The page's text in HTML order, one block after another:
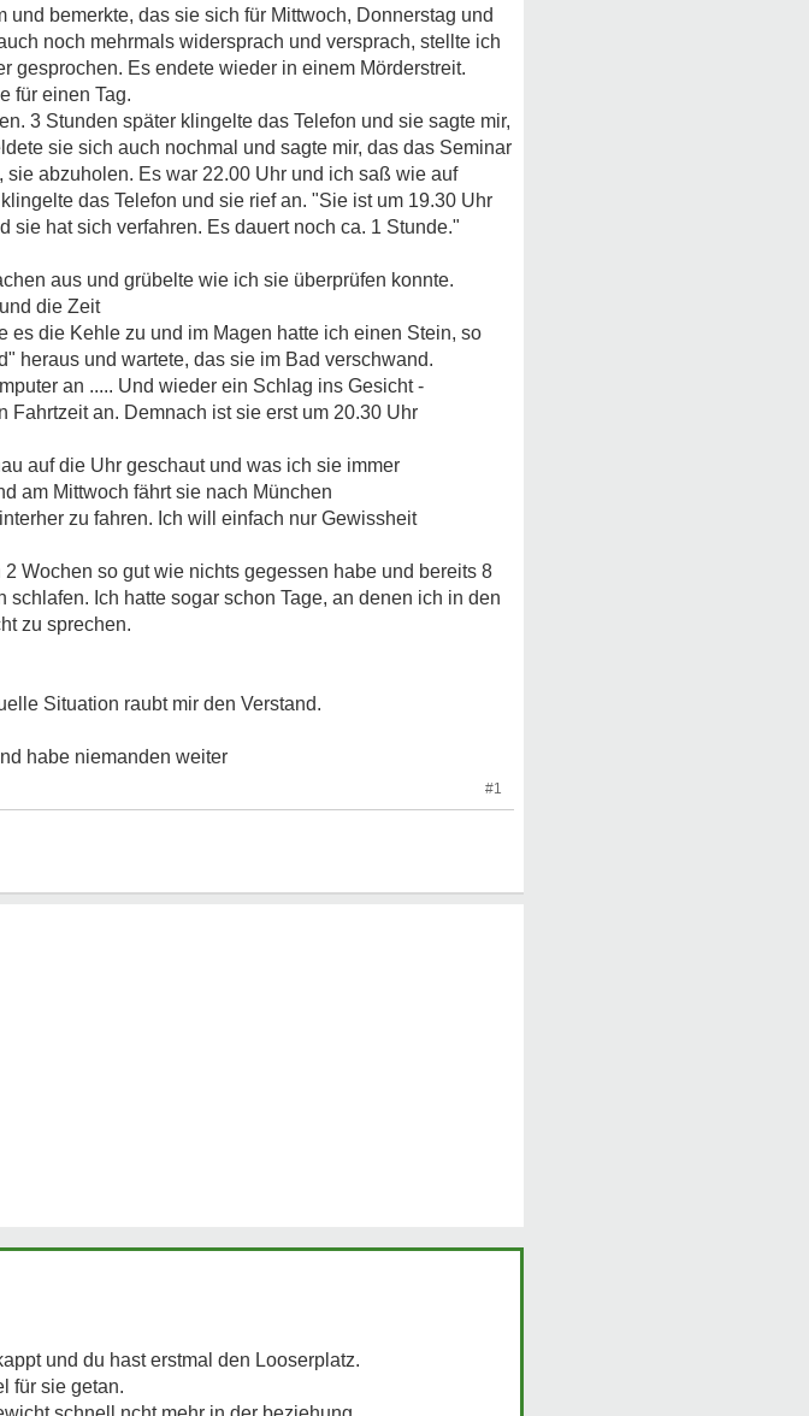
bemerkte, das sie sich für Mittwoch, Donnerstag und
noch mehrmals widersprach und versprach, stellte ich
gesprochen. Es endete wieder in einem Mörderstreit.
für einen Tag.
3 Stunden später klingelte das Telefon und sie sagte mir,
sie sich auch nochmal und sagte mir, das das Seminar
abzuholen. Es war 22.00 Uhr und ich saß wie auf
das Telefon und sie rief an. "Sie ist um 19.30 Uhr
sie hat sich verfahren. Es dauert noch ca. 1 Stunde."
aus und grübelte wie ich sie überprüfen konnte.
die Zeit
die Kehle zu und im Magen hatte ich einen Stein, so
heraus und wartete, das sie im Bad verschwand.
an ..... Und wieder ein Schlag ins Gesicht -
an. Demnach ist sie erst um 20.30 Uhr
auf die Uhr geschaut und was ich sie immer
am Mittwoch fährt sie nach München
zu fahren. Ich will einfach nur Gewissheit
Wochen so gut wie nichts gegessen habe und bereits 8
Ich hatte sogar schon Tage, an denen ich in den
zu sprechen.
Situation raubt mir den Verstand.
habe niemanden weiter
#1
und du hast erstmal den Looserplatz.
für sie getan.